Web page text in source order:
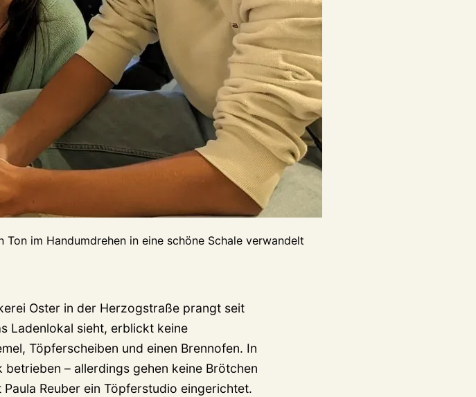
im Handumdrehen in eine schöne Schale verwandelt
Oster in der Herzogstraße prangt seit
Ladenlokal sieht, erblickt keine
Töpferscheiben und einen Brennofen. In
– allerdings gehen keine Brötchen
Reuber ein Töpferstudio eingerichtet.